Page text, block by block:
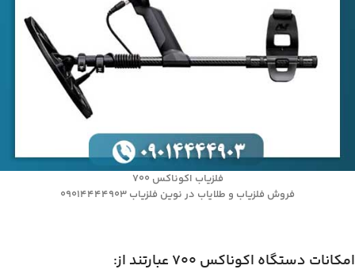
فلزیاب اکوناکس 700
فروش فلزیاب و طلایاب در نوین فلزیاب 09014444903
امکانات دستگاه اکوناکس 700 عبارتند از: